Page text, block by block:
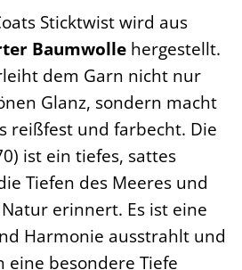
Sticktwist wird aus
Baumwolle hergestellt.
dem Garn nicht nur
Glanz, sondern macht
reißfest und farbecht. Die
ist ein tiefes, sattes
Tiefen des Meeres und
erinnert. Es ist eine
Harmonie ausstrahlt und
eine besondere Tiefe